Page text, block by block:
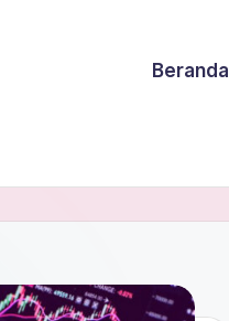
Beranda